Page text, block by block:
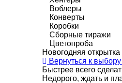
Воблеры
Конверты
Коробки
Сборные тиражи
Цветопроба
Новогодняя
Вернуться к
Быстрее всего
Недорого, ждать и